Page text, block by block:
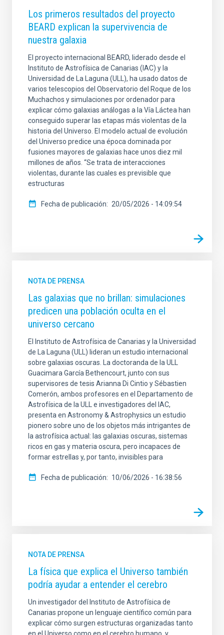
Los primeros resultados del proyecto
BEARD explican la supervivencia de
nuestra galaxia
El proyecto internacional BEARD, liderado desde el
Instituto de Astrofísica de Canarias (IAC) y la
Universidad de La Laguna (ULL), ha usado datos de
varios telescopios del Observatorio del Roque de los
Muchachos y simulaciones por ordenador para
explicar cómo galaxias análogas a la Vía Láctea han
conseguido superar las etapas más violentas de la
historia del Universo. El modelo actual de evolución
del Universo predice una época dominada por
fusiones mayores de galaxias hace unos diez mil
millones de años. “Se trata de interacciones
violentas, durante las cuales es previsible que
estructuras
Fecha de publicación 20/05/2026 - 14:09:54
NOTA DE PRENSA
Las galaxias que no brillan: simulaciones
predicen una población oculta en el
universo cercano
El Instituto de Astrofísica de Canarias y la Universidad
de La Laguna (ULL) lideran un estudio internacional
sobre galaxias oscuras. La doctoranda de la ULL
Guacimara García Bethencourt, junto con sus
supervisores de tesis Arianna Di Cintio y Sébastien
Comerón, ambos profesores en el Departamento de
Astrofísica de la ULL e investigadores del IAC,
presenta en Astronomy & Astrophysics un estudio
pionero sobre uno de los objetos más intrigantes de
la astrofísica actual: las galaxias oscuras, sistemas
ricos en gas y materia oscura, pero incapaces de
formar estrellas y, por tanto, invisibles para
Fecha de publicación 10/06/2026 - 16:38:56
NOTA DE PRENSA
La física que explica el Universo también
podría ayudar a entender el cerebro
Un investigador del Instituto de Astrofísica de
Canarias propone un lenguaje científico común para
explicar cómo surgen estructuras organizadas tanto